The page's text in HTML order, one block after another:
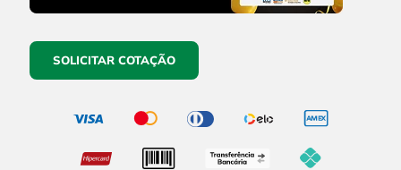
SOLICITAR COTAÇÃO